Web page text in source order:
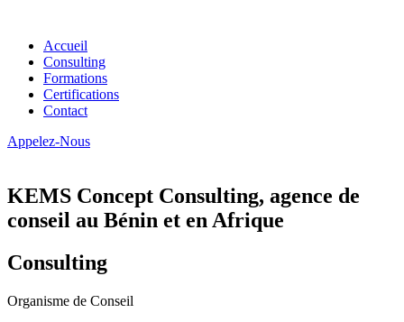
Accueil
Consulting
Formations
Certifications
Contact
Appelez-Nous
KEMS Concept Consulting, agence de
conseil au Bénin et en Afrique
Consulting
Organisme de Conseil